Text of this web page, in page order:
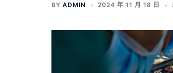
BY ADMIN 2024 年 11 月 18 日